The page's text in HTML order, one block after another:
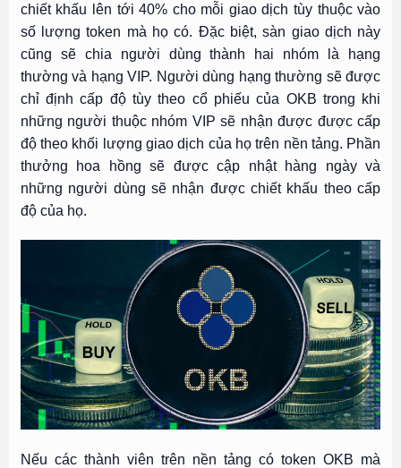
chiết khấu lên tới 40% cho mỗi giao dịch tùy thuộc vào
số lượng token mà họ có. Đặc biệt, sàn giao dịch này
cũng sẽ chia người dùng thành hai nhóm là hạng
thường và hạng VIP. Người dùng hạng thường sẽ được
chỉ định cấp độ tùy theo cổ phiếu của OKB trong khi
những người thuộc nhóm VIP sẽ nhận được được cấp
độ theo khối lượng giao dịch của họ trên nền tảng. Phần
thưởng hoa hồng sẽ được cập nhật hàng ngày và
những người dùng sẽ nhận được chiết khấu theo cấp
độ của họ.
Nếu các thành viên trên nền tảng có token OKB mà